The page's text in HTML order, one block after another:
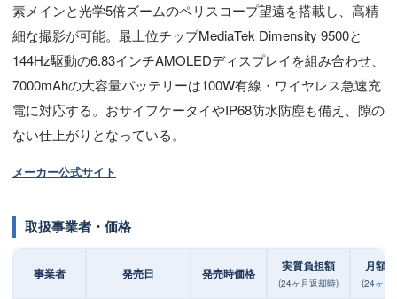
素メインと光学5倍ズームのペリスコープ望遠を搭載し、高精
細な撮影が可能。最上位チップMediaTek Dimensity 9500と
144Hz駆動の6.83インチAMOLEDディスプレイを組み合わせ、
7000mAhの大容量バッテリーは100W有線・ワイヤレス急速充
電に対応する。おサイフケータイやIP68防水防塵も備え、隙の
ない仕上がりとなっている。
メーカー公式サイト
取扱事業者・価格
事業者 発売日 発売時価格 実質負担額
(24ヶ月返却時)
月額
(24ヶ月